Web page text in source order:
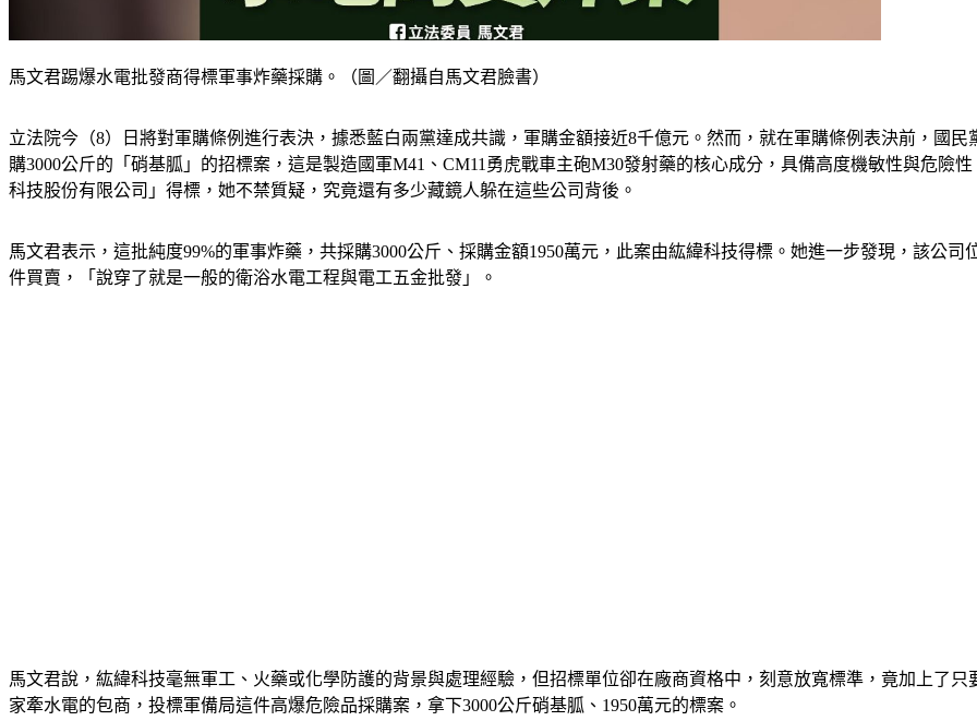
馬文君踢爆水電批發商得標軍事炸藥採購。（圖／翻攝自馬文君臉書）
立法院今（8）日將對軍購條例進行表決，據悉藍白兩黨達成共識，軍購金額接近8千億元。然而，就在軍購條例表決前，國
購3000公斤的「硝基胍」的招標案，這是製造國軍M41、CM11勇虎戰車主砲M30發射藥的核心成分，具備高度機敏性與危險
科技股份有限公司」得標，她不禁質疑，究竟還有多少藏鏡人躲在這些公司背後。
馬文君表示，這批純度99%的軍事炸藥，共採購3000公斤、採購金額1950萬元，此案由紘緯科技得標。她進一步發現，該公
件買賣，「說穿了就是一般的衛浴水電工程與電工五金批發」。
馬文君說，紘緯科技毫無軍工、火藥或化學防護的背景與處理經驗，但招標單位卻在廠商資格中，刻意放寬標準，竟加上了
家牽水電的包商，投標軍備局這件高爆危險品採購案，拿下3000公斤硝基胍、1950萬元的標案。